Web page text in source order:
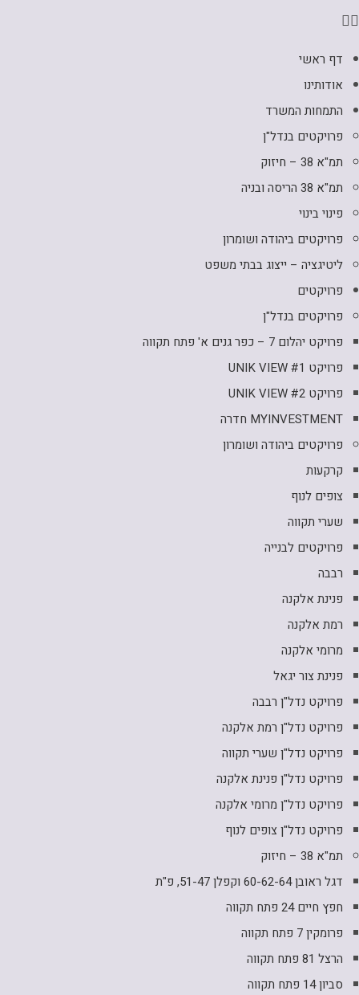
דף ראשי
אודותינו
התמחות המשרד
פרויקטים בנדל"ן
תמ"א 38 – חיזוק
תמ"א 38 הריסה ובניה
פינוי בינוי
פרויקטים ביהודה ושומרון
ליטיגציה – ייצוג בבתי משפט
פרויקטים
פרויקטים בנדל"ן
פרויקט יהלום 7 – כפר גנים א' פתח תקווה
פרויקט UNIK VIEW #1
פרויקט UNIK VIEW #2
MYINVESTMENT חדרה
פרויקטים ביהודה ושומרון
קרקעות
צופים לנוף
שערי תקווה
פרויקטים לבנייה
רבבה
פנינת אלקנה
רמת אלקנה
מרומי אלקנה
פנינת צור יגאל
פרויקט נדל"ן רבבה
פרויקט נדל"ן רמת אלקנה
פרויקט נדל"ן שערי תקווה
פרויקט נדל"ן פנינת אלקנה
פרויקט נדל"ן מרומי אלקנה
פרויקט נדל"ן צופים לנוף
תמ"א 38 – חיזוק
דגל ראובן 60-62-64 וקפלן 51-47, פ"ת
חפץ חיים 24 פתח תקווה
פרומקין 7 פתח תקווה
הרצל 81 פתח תקווה
סביון 14 פתח תקווה